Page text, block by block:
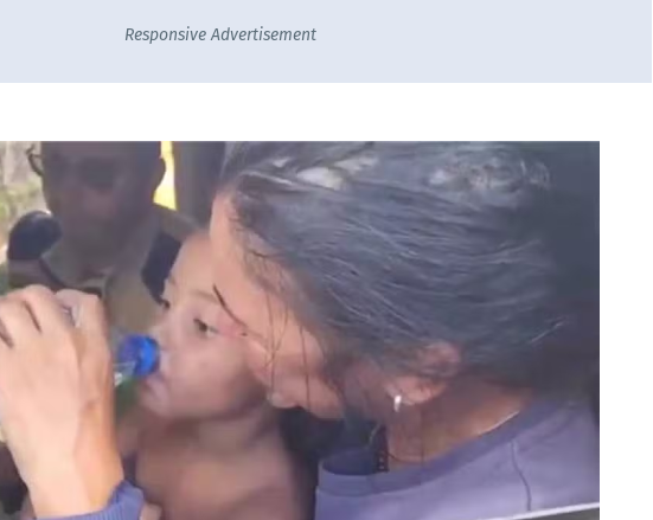
Responsive Advertisement